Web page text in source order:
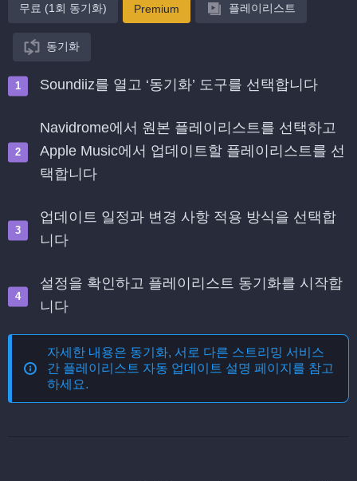
무료 (1회 동기화) Premium 플레이리스트
동기화
Soundiiz를 열고 ‘동기화’ 도구를 선택합니다
Navidrome에서 원본 플레이리스트를 선택하고
Apple Music에서 업데이트할 플레이리스트를 선
택합니다
업데이트 일정과 변경 사항 적용 방식을 선택합
니다
설정을 확인하고 플레이리스트 동기화를 시작합
니다
자세한 내용은 동기화, 서로 다른 스트리밍 서비스
간 플레이리스트 자동 업데이트 설명 페이지를 참고
하세요.